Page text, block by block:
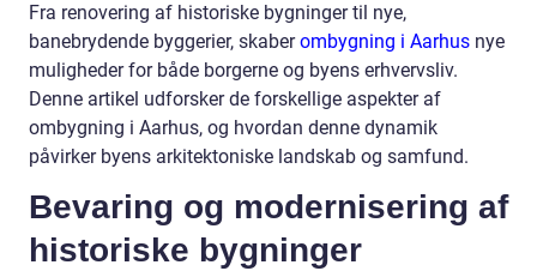
Fra renovering af historiske bygninger til nye,
banebrydende byggerier, skaberombygning i Aarhus nye
muligheder for både borgerne og byens erhvervsliv.
Denne artikel udforsker de forskellige aspekter af
ombygning i Aarhus, og hvordan denne dynamik
påvirker byens arkitektoniske landskab og samfund.
Bevaring og modernisering af
historiske bygninger